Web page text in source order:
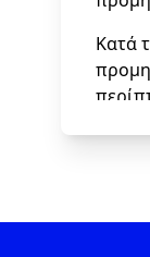
Κατά
Η
Μάθετε